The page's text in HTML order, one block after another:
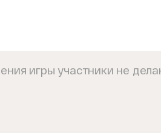
игры участники не